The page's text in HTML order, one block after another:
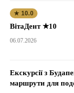
★ 10.0
ВітаДент ★10
06.07.2026
Екскурсії з
маршрути для